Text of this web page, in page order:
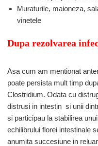
Muraturile, maioneza,
vinetele
Dupa rezolvarea
Asa cum am mentionat
poate persista mult timp
Clostridium. Odata cu
distrusi in intestin si unii
si participau la stabilirea
echilibrului florei intestinale
anumita succesiune in